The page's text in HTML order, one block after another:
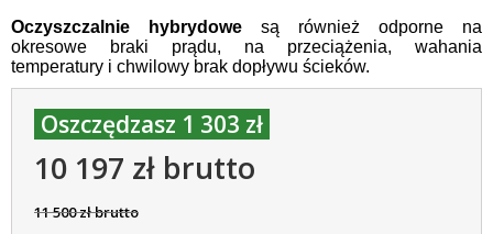
Oczyszczalnie hybrydowe są również odporne na
okresowe braki prądu, na przeciążenia, wahania
temperatury i chwilowy brak dopływu ścieków.
Oszczędzasz 1 303 zł
10 197 zł brutto
11 500 zł brutto